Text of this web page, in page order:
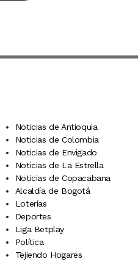
Noticias de Antioquia
Noticias de Colombia
Noticias de Envigado
Noticias de La Estrella
Noticias de Copacabana
Alcaldía de Bogotá
Loterías
Deportes
Liga Betplay
Política
Tejiendo Hogares